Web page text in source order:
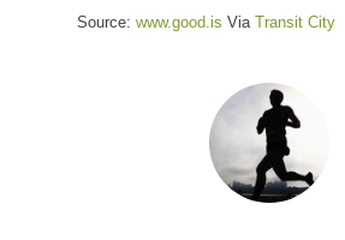
Source: www.good.is Via Transit City